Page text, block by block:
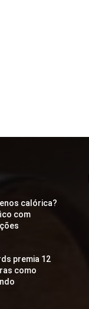
calórica?
com
premia 12
como